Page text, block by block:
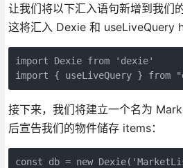
让我们将以下汇入语句新增到我们
这将汇入 Dexie 和 useLiveQuery
import Dexie from 'dexie'
import { useLiveQuery } from
接下来，我们将建立一个名为
后宣告我们的物件储存 items：
const db = new